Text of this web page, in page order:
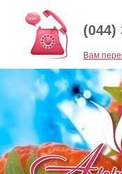
(044)
Baм